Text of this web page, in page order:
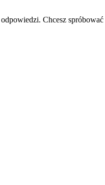
Chcesz spróbować